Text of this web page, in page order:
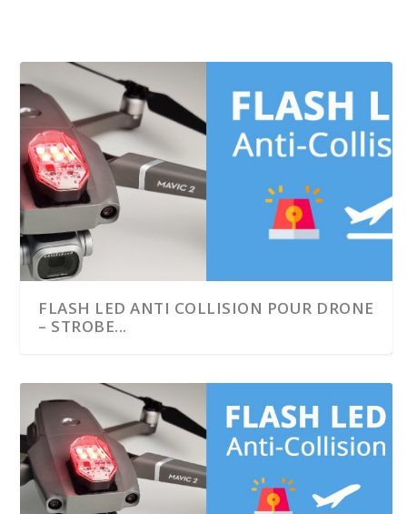
FLASH LED ANTI COLLISION POUR DRONE
– STROBE...